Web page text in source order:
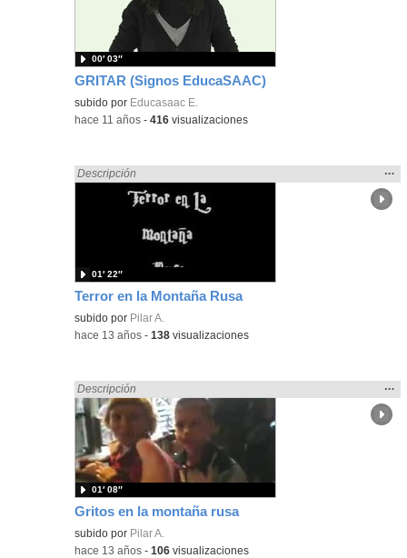
GRITAR (Signos EducaSAAC)
subido por Educasaac E.
00′ 03″
-hace 11 años -416 visualizaciones
Terror en la Montaña Rusa
Encontrado «gritar» en:
Descripción
la
…
subido por Pilar A.
01′ 22″
-hace 13 años -138 visualizaciones
Gritos en la montaña rusa
Encontrado «gritar» en:
Descripción
la
…
subido por Pilar A.
01′ 08″
-hace 13 años -106 visualizaciones